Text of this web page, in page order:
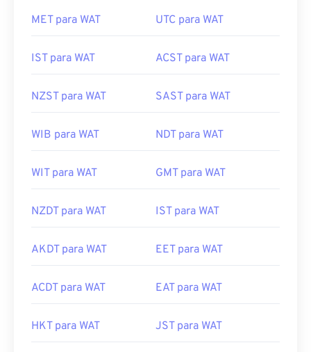
MET para WAT UTC para WAT
IST para WAT ACST para WAT
NZST para WAT SAST para WAT
WIB para WAT NDT para WAT
WIT para WAT GMT para WAT
NZDT para WAT IST para WAT
AKDT para WAT EET para WAT
ACDT para WAT EAT para WAT
HKT para WAT JST para WAT